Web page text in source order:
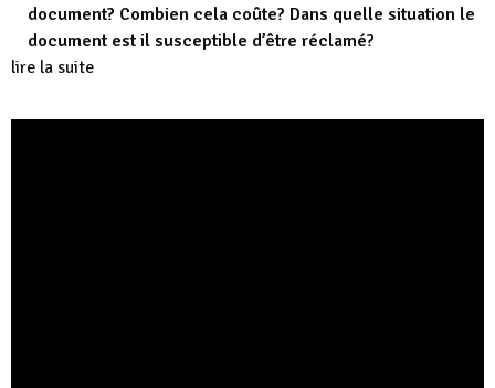
document? Combien cela coûte? Dans quelle situation le
document est il susceptible d’être réclamé?
lire la suite